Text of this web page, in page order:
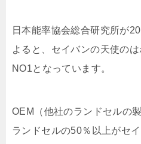
日本能率協会総合研究所が
よると、セイバンの天使の
NO1となっています。
OEM（他社のランドセルの
ランドセルの50％以上がセ